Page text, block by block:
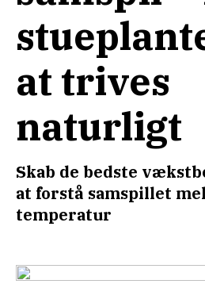
at trives
naturligt
Skab de bedste
at forstå samspillet
temperatur